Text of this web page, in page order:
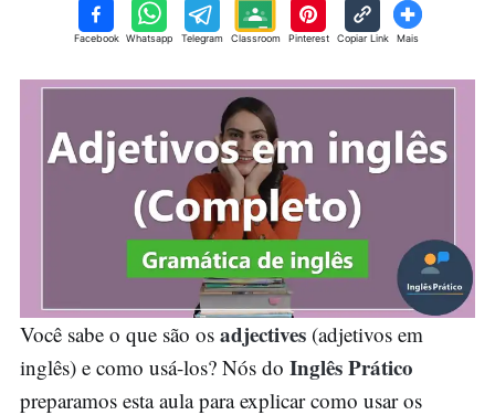
Facebook Whatsapp Telegram Classroom Pinterest Copiar Link Mais
Você sabe o que são os adjectives(adjetivos em
inglês) e como usá-los? Nós do Inglês Prático
preparamos esta aula para explicar como usar os